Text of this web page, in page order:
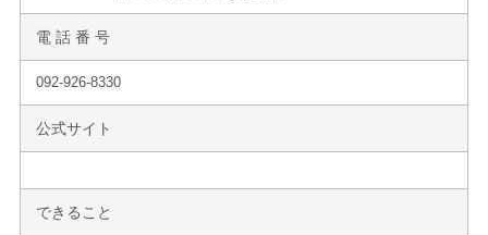
電 話 番 号
092-926-8330
公式サイト
できること